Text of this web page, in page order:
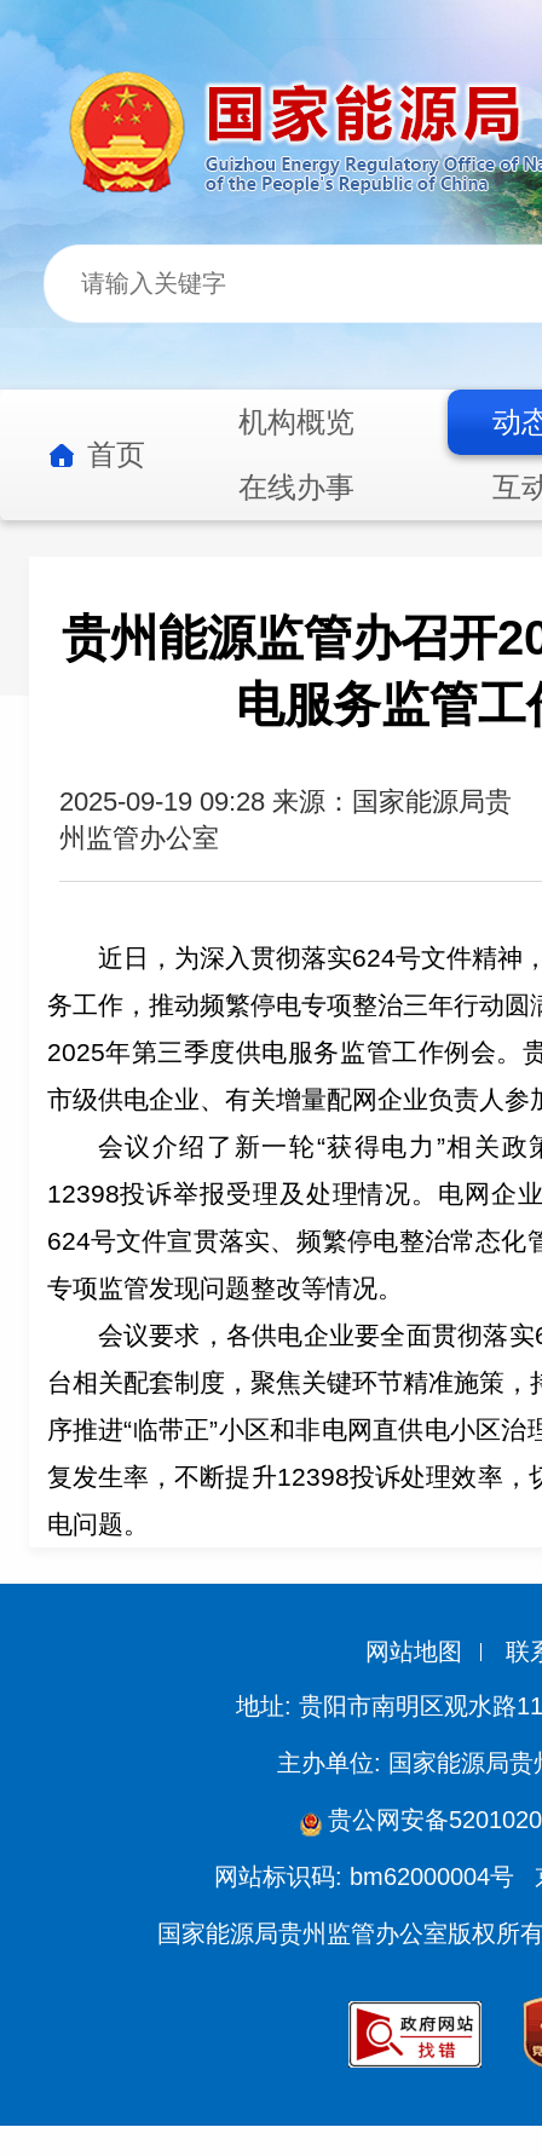
首页
机构概览
动
在线办事
互
贵州能源监管办召开
电服务监管工
2025-09-19 09:28 来源：国家能源局贵
州监管办公室
近日，为深入贯彻落实624号文件精神
务工作， 推动频繁停电专项整治三年行动
2025年第三季度供电服务监管工作例会。
市级供电企业、有关增量配网企业负责人参
会议介绍了新一轮“获得电力”相关
12398投诉举报受理及处理情况。电网企
624号文件宣贯落实、频繁停电整治常态化
专项监管发现问题整改等情况。
会议要求，各供电企业要全面贯彻落实
台相关配套制度，聚焦关键环节精准施策，
序推进“临带正”小区和非电网直供电小区
复发生率，不断提升12398投诉处理效率，
电问题。
网站地图 联
地址: 贵阳市南明区观水路
主办单位: 国家能源局贵
贵公网安备
网站标识码: bm62000004号
国家能源局贵州监管办公室版权所